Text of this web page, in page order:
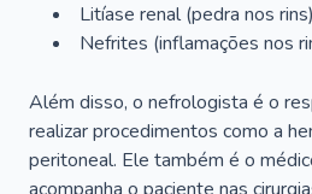
Litíase renal (pedra nos
Nefrites (inflamações nos
Além disso, o nefrologista é o
realizar procedimentos como a
peritoneal. Ele também é o